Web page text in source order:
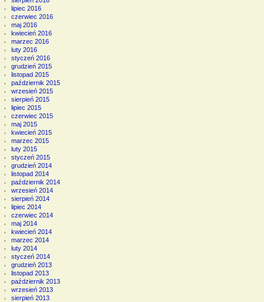
lipiec 2016
czerwiec 2016
maj 2016
kwiecień 2016
marzec 2016
luty 2016
styczeń 2016
grudzień 2015
listopad 2015
październik 2015
wrzesień 2015
sierpień 2015
lipiec 2015
czerwiec 2015
maj 2015
kwiecień 2015
marzec 2015
luty 2015
styczeń 2015
grudzień 2014
listopad 2014
październik 2014
wrzesień 2014
sierpień 2014
lipiec 2014
czerwiec 2014
maj 2014
kwiecień 2014
marzec 2014
luty 2014
styczeń 2014
grudzień 2013
listopad 2013
październik 2013
wrzesień 2013
sierpień 2013